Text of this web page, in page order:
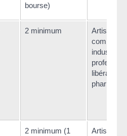
bourse)
2 minimum
Artisan,
industriel,
profession
libérale ou
2 minimum (1
Artisan,